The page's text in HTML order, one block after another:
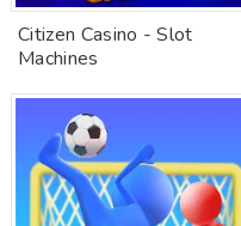
Citizen Casino - Slot
Machines